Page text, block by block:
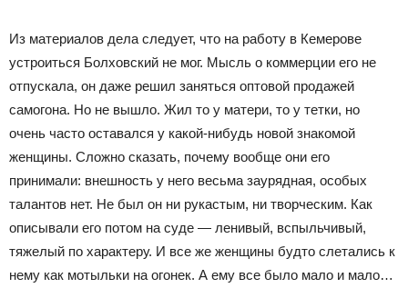
Из материалов дела следует, что на работу в Кемерове
устроиться Болховский не мог. Мысль о коммерции его не
отпускала, он даже решил заняться оптовой продажей
самогона. Но не вышло. Жил то у матери, то у тетки, но
очень часто оставался у какой-нибудь новой знакомой
женщины. Сложно сказать, почему вообще они его
принимали: внешность у него весьма заурядная, особых
талантов нет. Не был он ни рукастым, ни творческим. Как
описывали его потом на суде — ленивый, вспыльчивый,
тяжелый по характеру. И все же женщины будто слетались к
нему как мотыльки на огонек. А ему все было мало и мало…